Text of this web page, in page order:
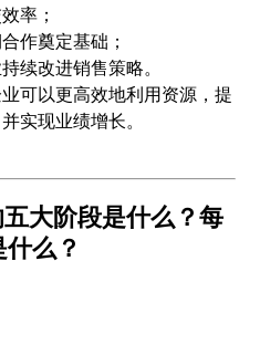
率；
作奠定基础；
续改进销售策略。
可以更高效地利用资源，提
实现业绩增长。
大阶段是什么？每
么？